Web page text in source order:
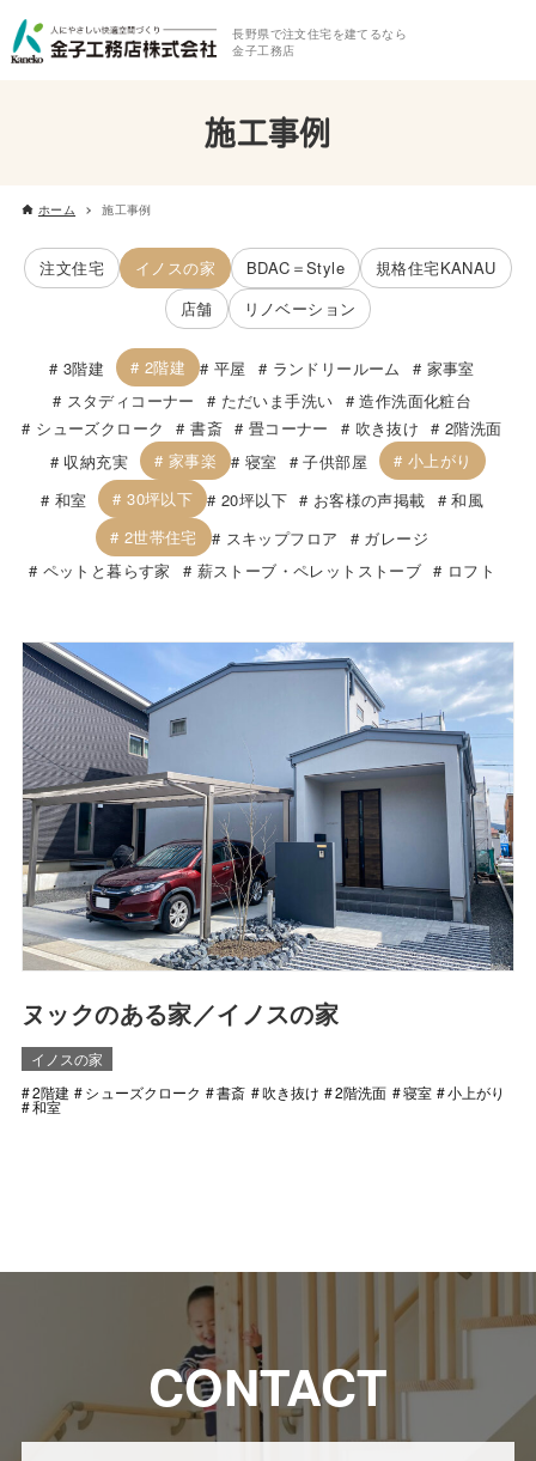
長野県で注文住宅を建てるなら
金子工務店
施工事例
ホーム 施工事例
注文住宅 イノスの家 BDAC＝Style
規格住宅KANAU
店舗
リノベーション
3階建 2階建 平屋 ランドリールーム
家事室
スタディコーナー
ただいま手洗い
造作洗面化粧台
シューズクローク
書斎 畳コーナー 吹き抜け
2階洗面
収納充実
家事楽 寝室 子供部屋
小上がり
和室
30坪以下 20坪以下 お客様の声掲載
和風
2世帯住宅
スキップフロア
ガレージ
ペットと暮らす家
薪ストーブ・ペレットストーブ ロフト
ヌックのある家／イノスの家
イノスの家
2階建
シューズクローク 書斎 吹き抜け 2階洗面 寝室 小上がり
和室
CONTACT